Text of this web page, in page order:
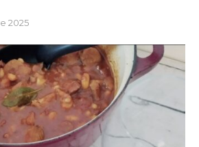
2025